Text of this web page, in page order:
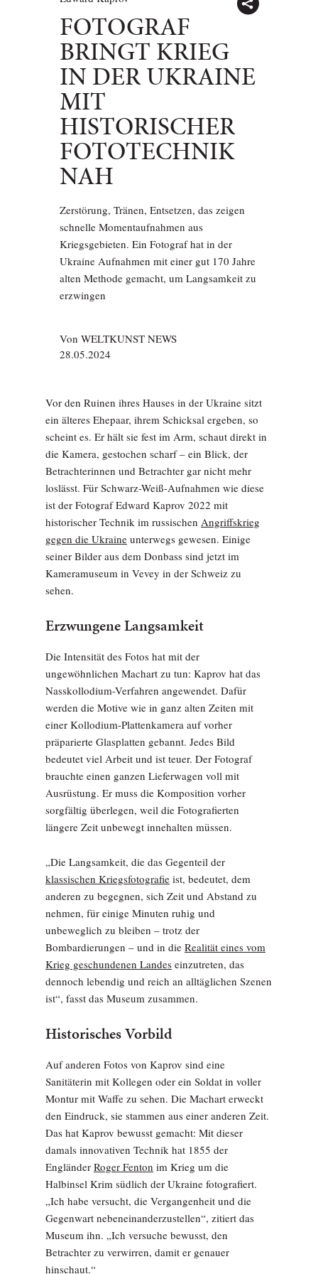
FOTOGRAF
BRINGT KRIEG
IN DER UKRAINE
MIT
HISTORISCHER
FOTOTECHNIK
NAH
Zerstörung, Tränen, Entsetzen, das zeigen
schnelle Momentaufnahmen aus
Kriegsgebieten. Ein Fotograf hat in der
Ukraine Aufnahmen mit einer gut 170 Jahre
alten Methode gemacht, um Langsamkeit zu
erzwingen
Von WELTKUNST NEWS
28.05.2024
Vor den Ruinen ihres Hauses in der Ukraine sitzt
ein älteres Ehepaar, ihrem Schicksal ergeben, so
scheint es. Er hält sie fest im Arm, schaut direkt in
die Kamera, gestochen scharf – ein Blick, der
Betrachterinnen und Betrachter gar nicht mehr
loslässt. Für Schwarz-Weiß-Aufnahmen wie diese
ist der Fotograf Edward Kaprov 2022 mit
historischer Technik im russischen Angriffskrieg
gegen die Ukraine unterwegs gewesen. Einige
seiner Bilder aus dem Donbass sind jetzt im
Kameramuseum in Vevey in der Schweiz zu
sehen.
Erzwungene Langsamkeit
Die Intensität des Fotos hat mit der
ungewöhnlichen Machart zu tun: Kaprov hat das
Nasskollodium-Verfahren angewendet. Dafür
werden die Motive wie in ganz alten Zeiten mit
einer Kollodium-Plattenkamera auf vorher
präparierte Glasplatten gebannt. Jedes Bild
bedeutet viel Arbeit und ist teuer. Der Fotograf
brauchte einen ganzen Lieferwagen voll mit
Ausrüstung. Er muss die Komposition vorher
sorgfältig überlegen, weil die Fotografierten
längere Zeit unbewegt innehalten müssen.
„Die Langsamkeit, die das Gegenteil der
klassischen Kriegsfotografie ist, bedeutet, dem
anderen zu begegnen, sich Zeit und Abstand zu
nehmen, für einige Minuten ruhig und
unbeweglich zu bleiben – trotz der
Bombardierungen – und in die Realität eines vom
Krieg geschundenen Landes einzutreten, das
dennoch lebendig und reich an alltäglichen Szenen
ist“, fasst das Museum zusammen.
Historisches Vorbild
Auf anderen Fotos von Kaprov sind eine
Sanitäterin mit Kollegen oder ein Soldat in voller
Montur mit Waffe zu sehen. Die Machart erweckt
den Eindruck, sie stammen aus einer anderen Zeit.
Das hat Kaprov bewusst gemacht: Mit dieser
damals innovativen Technik hat 1855 der
Engländer Roger Fenton im Krieg um die
Halbinsel Krim südlich der Ukraine fotografiert.
„Ich habe versucht, die Vergangenheit und die
Gegenwart nebeneinanderzustellen“, zitiert das
Museum ihn. „Ich versuche bewusst, den
Betrachter zu verwirren, damit er genauer
hinschaut.“